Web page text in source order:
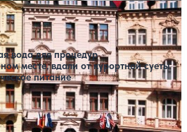
вода для процедур
месте, вдали от курортной суеты
питание
Крытый бассейн SPA
мест на выбранные даты
другой вариант